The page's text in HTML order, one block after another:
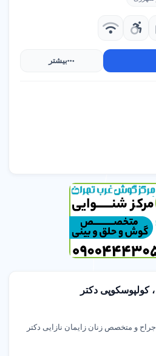
بیشتر
کولپوسکوپی دکتر
جراح و متخصص زنان زایمان نازایی دکتر